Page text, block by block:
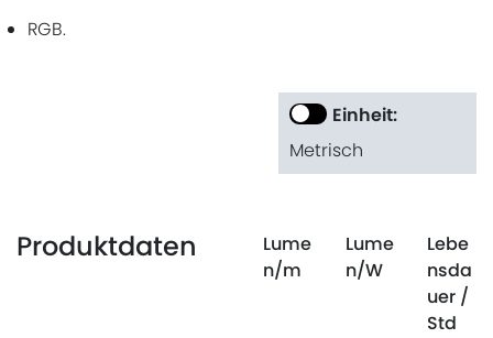
RGB.
Einheit:
Metrisch
Produktdaten
Lume
n/m
Lume
n/W
Lebe
nsda
uer /
Std